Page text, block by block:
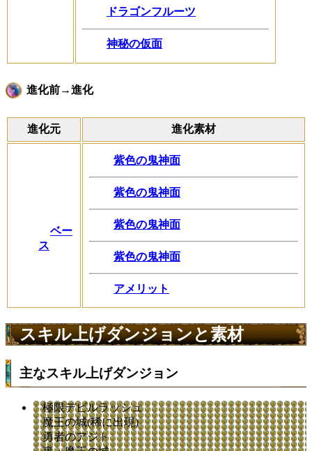
ドラゴンフルーツ
神秘の仮面
進化前→進化
進化元 進化素材
ベー
ス
紫色の鬼神面
紫色の鬼神面
紫色の鬼神面
紫色の鬼神面
アメリット
スキル上げダンジョンと素材
主なスキル上げダンジョン
極限デビルラッシュ
魔王の城(稀に出現)
勇者のアジト